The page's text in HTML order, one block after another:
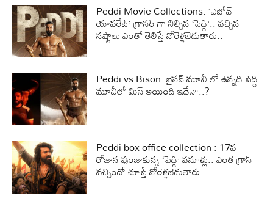
Peddi Movie Collections: ‘ఎబోవ్
యావరేజ్’ గ్రాసర్ గా నిల్చిన ‘పెద్ది’.. వచ్చిన
నష్టాలు ఎంతో తెలిస్తే నోరెళ్లబెడుతారు..
Peddi vs Bison: బైసన్ మూవీ లో ఉన్నది పెద్ది
మూవీలో మిస్ అయింది ఇదేనా..?
Peddi box office collection : 17వ
రోజున పుంజుకున్న ‘పెద్ది’ వసూళ్లు.. ఎంత గ్రాస్
వచ్చిందో చూస్తే నోరెళ్లబెడుతారు..